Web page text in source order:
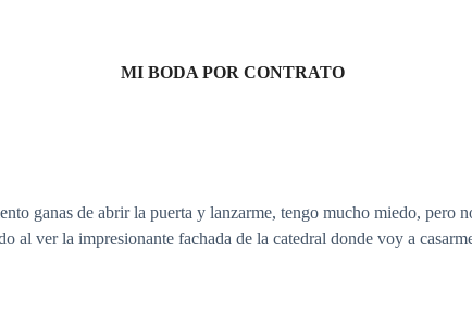
MI BODA POR CONTRATO
ganas de abrir la puerta y lanzarme, tengo mucho miedo, pero
al ver la impresionante fachada de la catedral donde voy a